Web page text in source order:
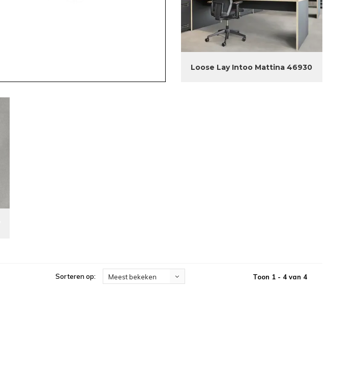
Loose Lay Intoo Mattina 46930
Sorteren op: Meest bekeken Toon 1 - 4 van 4